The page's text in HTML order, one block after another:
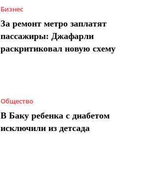
Бизнес
За ремонт метро заплатят
пассажиры: Джафарли
раскритиковал новую схему
Общество
В Баку ребенка с диабетом
исключили из детсада